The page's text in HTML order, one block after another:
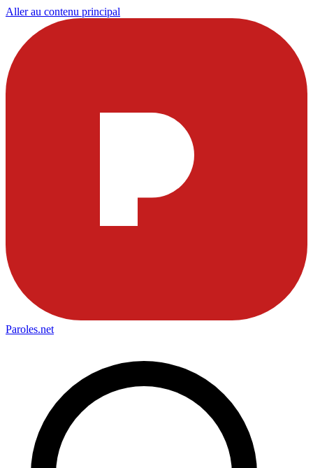
Aller au contenu principal
Paroles.net